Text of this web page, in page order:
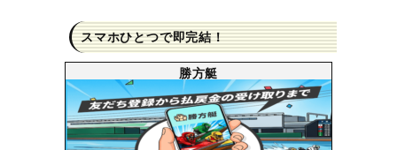
スマホひとつで即完結！
勝方艇